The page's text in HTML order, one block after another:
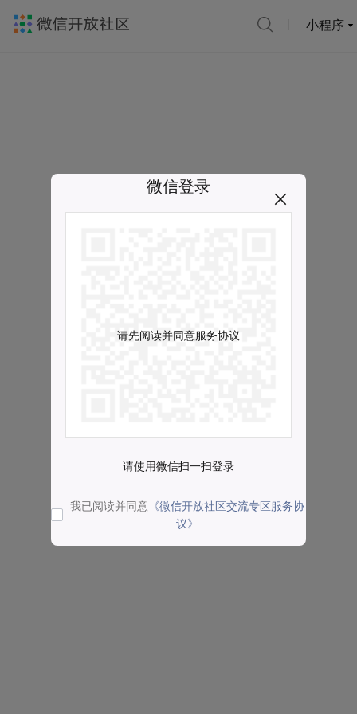
小程序
微信登录
请先阅读并同意服务协议
请使用微信扫一扫登录
我已阅读并同意 《微信开放社区交流专区服务协
议》